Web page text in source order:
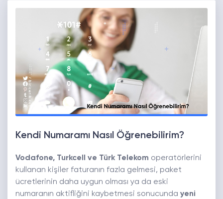
Kendi Numaramı Nasıl Öğrenebilirim?
Vodafone, Turkcell ve Türk Telekom operatörlerini
kullanan kişiler faturanın fazla gelmesi, paket
ücretlerinin daha uygun olması ya da eski
numaranın aktifliğini kaybetmesi sonucunda yeni